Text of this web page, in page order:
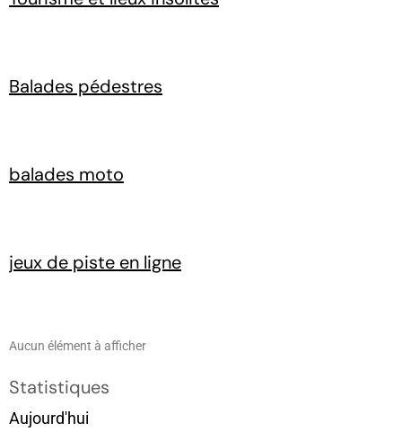
Balades pédestres
balades moto
jeux de piste en ligne
Aucun élément à afficher
Statistiques
Aujourd'hui